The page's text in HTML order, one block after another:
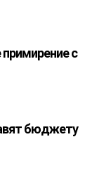
примирение с
бюджету